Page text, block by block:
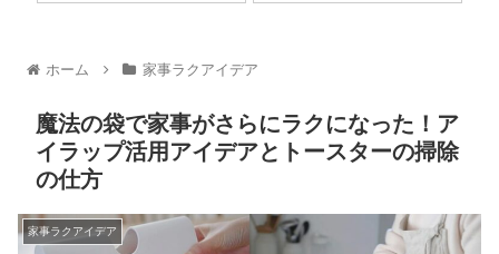
ホーム 家事ラクアイデア
魔法の袋で家事がさらにラクになった！ア
イラップ活用アイデアとトースターの掃除
の仕方
家事ラクアイデア